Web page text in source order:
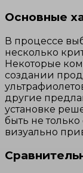
Основные
В процессе
несколько
Некоторые
создании
другие
установке
быть не
визуально